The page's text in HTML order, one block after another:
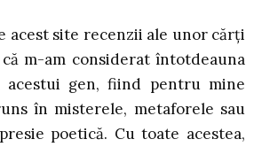
acest site recenzii ale unor cărţi
m-am considerat întotdeauna
acestui gen, fiind pentru mine
în misterele, metaforele sau
poetică. Cu toate acestea,